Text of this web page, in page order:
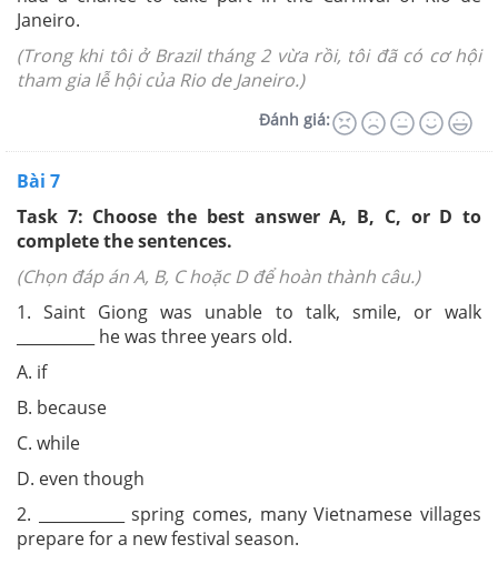
Janeiro.
(Trong khi tôi ở Brazil tháng 2 vừa rồi, tôi đã có cơ hội
tham gia lễ hội của Rio de Janeiro.)
Đánh giá:
Bài 7
Task 7: Choose the best answer A, B, C, or D to
complete the sentences.
(Chọn đáp án A, B, C hoặc D để hoàn thành câu.)
1. Saint Giong was unable to talk, smile, or walk
__________ he was three years old.
A. if
B. because
C. while
D. even though
2. ___________ spring comes, many Vietnamese villages
prepare for a new festival season.